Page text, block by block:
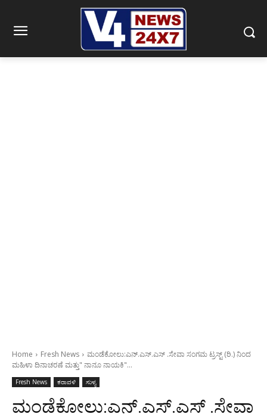
Home Fresh News
ಮಂಡೆಕೋಲು:ಎನ್.ಎಸ್.ಎಸ್ .ಸೇವಾ ಸಂಗಮ ಟ್ರಸ್ಟ್ (ರಿ.) ನಿಂದ
ಮಹಿಳಾ ದಿನಾಚರಣೆ ಮತ್ತು" ನಾನೂ ನಾಯಕಿ"...
Fresh News ಕರಾವಳಿ ಸುಳ್ಯ
ಮಂಡೆಕೋಲು:ಎನ್.ಎಸ್.ಎಸ್ .ಸೇವಾ